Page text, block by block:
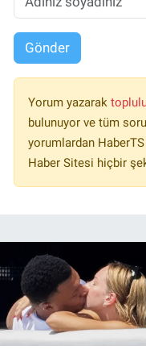
Gönder
Yorum yazarak
bulunuyor ve tüm
yorumlardan
Haber Sitesi hiçbir